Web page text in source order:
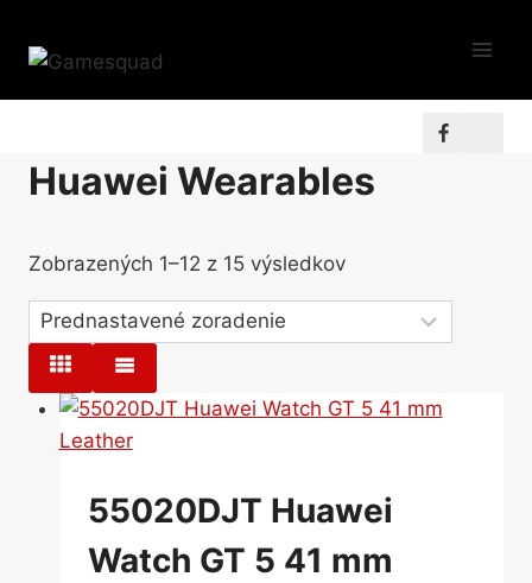
Huawei Wearables
Zobrazených 1–12 z 15 výsledkov
55020DJT Huawei
Watch GT 5 41 mm